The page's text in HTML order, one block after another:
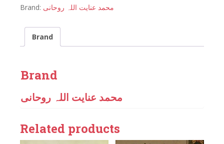
Brand: محمد عنایت اللہ روحانی
Brand
Brand
محمد عنایت اللہ روحانی
Related products